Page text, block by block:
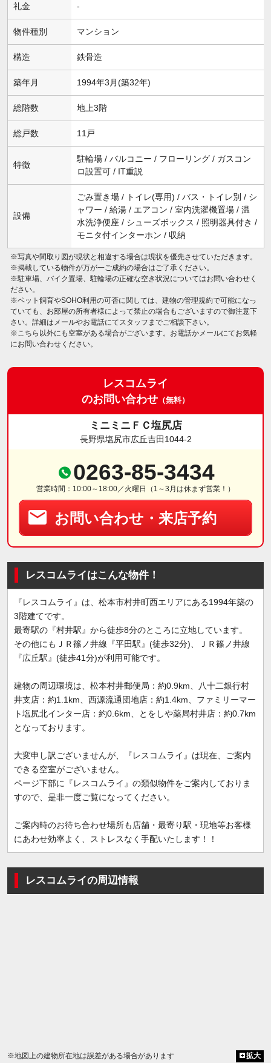
礼金 -
物件種別 マンション
構造 鉄骨造
築年月 1994年3月(築32年)
総階数 地上3階
総戸数 11戸
特徴
駐輪場 / バルコニー / フローリング / ガスコン
ロ設置可 / IT重説
設備
ごみ置き場 / トイレ(専用) / バス・トイレ別 / シ
ャワー / 給湯 / エアコン / 室内洗濯機置場 / 温
水洗浄便座 / シューズボックス / 照明器具付き /
モニタ付インターホン / 収納
※写真や間取り図が現状と相違する場合は現状を優先させていただきます。
※掲載している物件が万が一ご成約の場合はご了承ください。
※駐車場、バイク置場、駐輪場の正確な空き状況についてはお問い合わせく
ださい。
※ペット飼育やSOHO利用の可否に関しては、建物の管理規約で可能になっ
ていても、お部屋の所有者様によって禁止の場合もございますので御注意下
さい。詳細はメールやお電話にてスタッフまでご相談下さい。
※こちら以外にも空室がある場合がございます。お電話かメールにてお気軽
にお問い合わせください。
レスコムライ
のお問い合わせ （無料）
ミニミニＦＣ塩尻店
長野県塩尻市広丘吉田1044-2
0263-85-3434
営業時間：10:00～18:00／火曜日（1～3月は休まず営業！）
お問い合わせ・来店予約
レスコムライはこんな物件！
『レスコムライ』は、松本市村井町西エリアにある1994年築の
3階建てです。
最寄駅の『村井駅』から徒歩8分のところに立地しています。
その他にもＪＲ篠ノ井線『平田駅』(徒歩32分)、ＪＲ篠ノ井線
『広丘駅』(徒歩41分)が利用可能です。
建物の周辺環境は、松本村井郵便局：約0.9km、八十二銀行村
井支店：約1.1km、西源流通団地店：約1.4km、ファミリーマー
ト塩尻北インター店：約0.6km、とをしや薬局村井店：約0.7km
となっております。
大変申し訳ございませんが、『レスコムライ』は現在、ご案内
できる空室がございません。
ページ下部に『レスコムライ』の類似物件をご案内しておりま
すので、是非一度ご覧になってください。
ご案内時のお待ち合わせ場所も店舗・最寄り駅・現地等お客様
にあわせ効率よく、ストレスなく手配いたします！！
レスコムライの周辺情報
※地図上の建物所在地は誤差がある場合があります 拡大